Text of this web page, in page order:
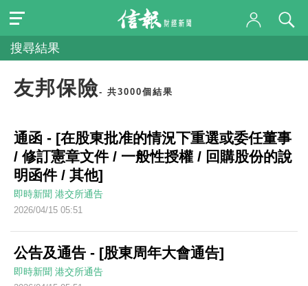
搜尋結果
友邦保險- 共3000個結果
通函 - [在股東批准的情況下重選或委任董事
/ 修訂憲章文件 / 一般性授權 / 回購股份的說
明函件 / 其他]
即時新聞 港交所通告
2026/04/15 05:51
公告及通告 - [股東周年大會通告]
即時新聞 港交所通告